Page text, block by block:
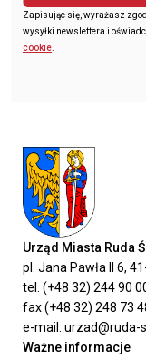
Zapisując się, wyrażasz
wysyłki newslettera i
cookie.
Urząd Miasta Ruda
pl. Jana Pawła II 6,
tel. (+48 32) 244 90
fax (+48 32) 248 73
e-mail: urzad@ruda-
Ważne informacje